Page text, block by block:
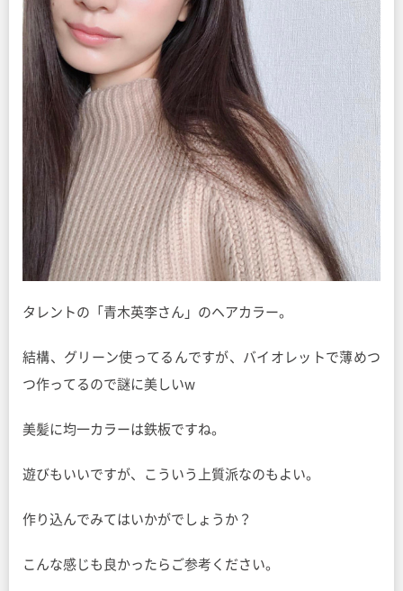
タレントの「青木英李さん」のヘアカラー。
結構、グリーン使ってるんですが、バイオレットで薄めつ
つ作ってるので謎に美しいw
美髪に均一カラーは鉄板ですね。
遊びもいいですが、こういう上質派なのもよい。
作り込んでみてはいかがでしょうか？
こんな感じも良かったらご参考ください。